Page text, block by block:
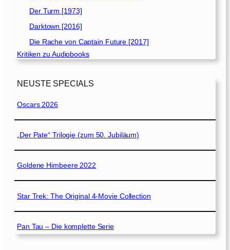
Der Turm [1973]
Darktown [2016]
Die Rache von Captain Future [2017]
Kritiken zu Audiobooks
NEUSTE SPECIALS
Oscars 2026
„Der Pate“ Trilogie (zum 50. Jubiläum)
Goldene Himbeere 2022
Star Trek: The Original 4-Movie Collection
Pan Tau – Die komplette Serie